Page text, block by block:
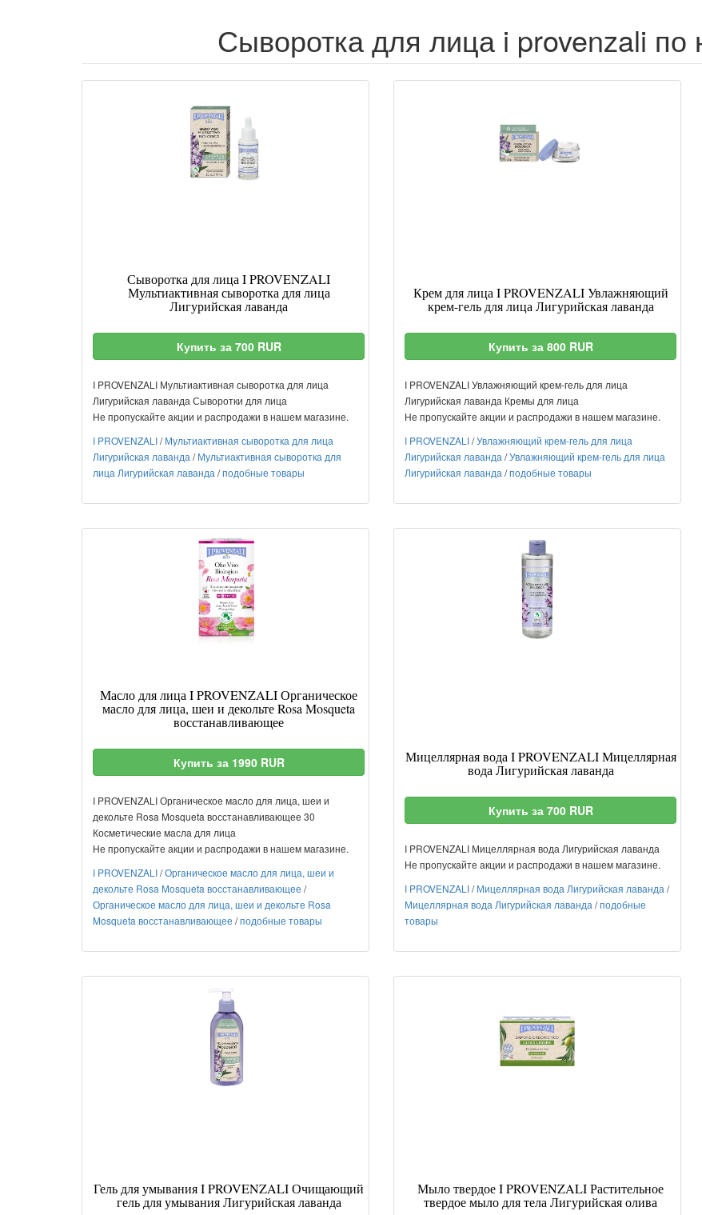
Сыворотка для лица i provenzali по
Сыворотка для лица I PROVENZALI
Мультиактивная сыворотка для лица
Лигурийская лаванда
Купить за 700 RUR
I PROVENZALI Мультиактивная сыворотка для лица
Лигурийская лаванда Сыворотки для лица
Не пропускайте акции и распродажи в нашем магазине.
I PROVENZALI/Мультиактивная сыворотка для лица
Лигурийская лаванда /Мультиактивная сыворотка для
лица Лигурийская лаванда /подобные товары
Крем для лица I PROVENZALI Увлажняющий
крем-гель для лица Лигурийская лаванда
Купить за 800 RUR
I PROVENZALI Увлажняющий крем-гель для лица
Лигурийская лаванда Кремы для лица
Не пропускайте акции и распродажи в нашем магазине.
I PROVENZALI/Увлажняющий крем-гель для лица
Лигурийская лаванда /Увлажняющий крем-гель для лица
Лигурийская лаванда /подобные товары
Масло для лица I PROVENZALI Органическое
масло для лица, шеи и декольте Rosa Mosqueta
восстанавливающее
Купить за 1990 RUR
I PROVENZALI Органическое масло для лица, шеи и
декольте Rosa Mosqueta восстанавливающее 30
Косметические масла для лица
Не пропускайте акции и распродажи в нашем магазине.
I PROVENZALI/Органическое масло для лица, шеи и
декольте Rosa Mosqueta восстанавливающее /
Органическое масло для лица, шеи и декольте Rosa
Mosqueta восстанавливающее /подобные товары
Мицеллярная вода I PROVENZALI Мицеллярная
вода Лигурийская лаванда
Купить за 700 RUR
I PROVENZALI Мицеллярная вода Лигурийская лаванда
Не пропускайте акции и распродажи в нашем магазине.
I PROVENZALI/Мицеллярная вода Лигурийская лаванда /
Мицеллярная вода Лигурийская лаванда /подобные
товары
Гель для умывания I PROVENZALI Очищающий
гель для умывания Лигурийская лаванда
Мыло твердое I PROVENZALI Растительное
твердое мыло для тела Лигурийская олива